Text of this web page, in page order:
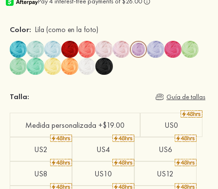
Color: Lila (como en la foto)
Talla: Guía de tallas
Medida personalizada +$19.00 US0
US2 US4 US6
US8 US10 US12